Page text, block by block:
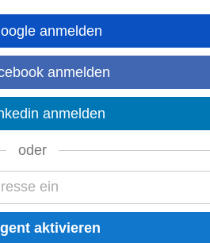
Herz des Bernischen Historischen
Kappeler Gastro AG unter der Marke
vorhanden
anmelden
anmelden
anmelden
oder